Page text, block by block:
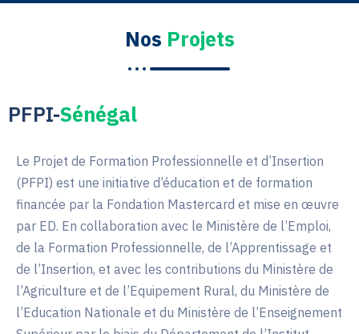
Nos Projets
PFPI-Sénégal
Le Projet de Formation Professionnelle et d’Insertion
(PFPI) est une initiative d’éducation et de formation
financée par la Fondation Mastercard et mise en œuvre
par ED. En collaboration avec le Ministère de l’Emploi,
de la Formation Professionnelle, de l’Apprentissage et
de l’Insertion, et avec les contributions du Ministère de
l’Agriculture et de l’Equipement Rural, du Ministère de
l’Education Nationale et du Ministère de l’Enseignement